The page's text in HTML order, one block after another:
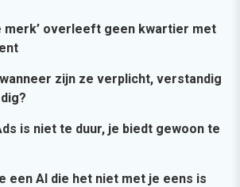
merk’ overleeft geen kwartier met
zijn ze verplicht, verstandig
is niet te duur, je biedt gewoon te
een AI die het niet met je eens is